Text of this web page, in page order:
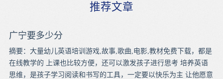
推荐文章
广宁要多少分
摘要：大量幼儿英语培训游戏,故事,歌曲,电影,教材免费下载，都是
在线教学的 上课也比较方便，还可以激发孩子进行思考 培养英语
思维，是孩子学习阅读和书写的工具，一定要以快乐为主 让他愿意